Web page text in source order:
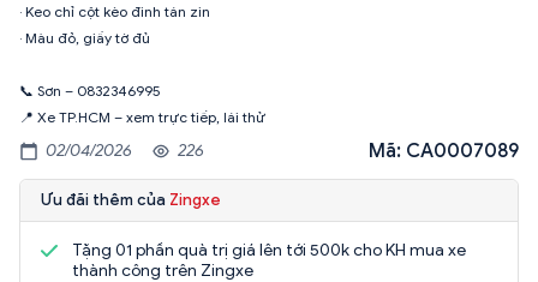
· Keo chỉ cột kèo đinh tán zin
· Màu đỏ, giấy tờ đủ
📞 Sơn – 0832346995
📍 Xe TP.HCM – xem trực tiếp, lái thử
02/04/2026 226 Mã: CA0007089
Ưu đãi thêm của Zingxe
Tặng 01 phần quà trị giá lên tới 500k cho KH mua xe
thành công trên Zingxe